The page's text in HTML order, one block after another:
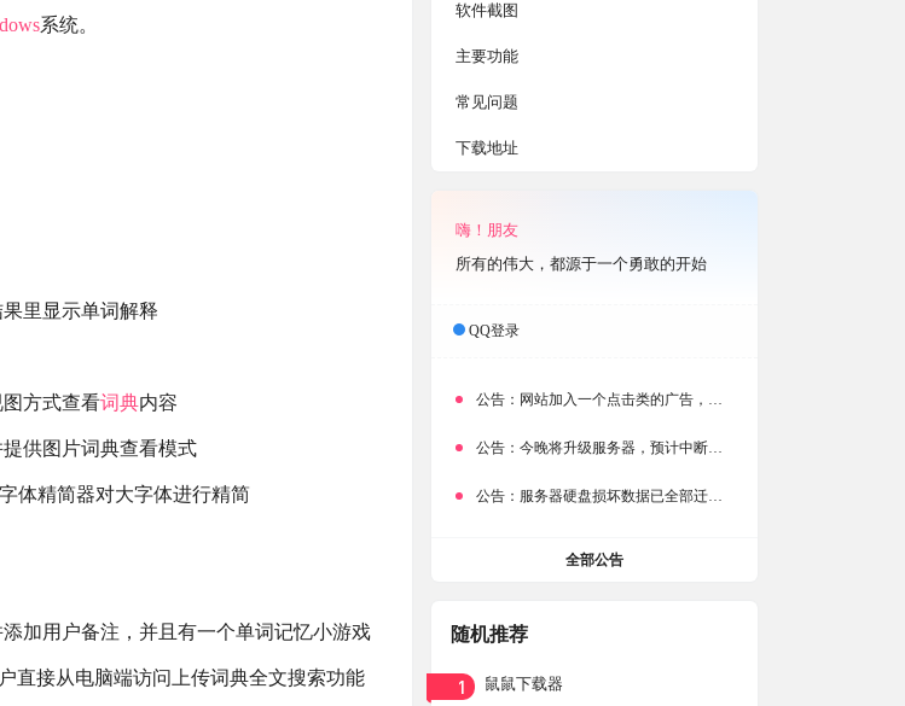
系统。
里显示单词解释
方式查看词典内容
供图片词典查看模式
体精简器对大字体进行精简
加用户备注，并且有一个单词记忆小游戏
直接从电脑端访问上传词典全文搜索功能
软件截图
主要功能
常见问题
下载地址
嗨！朋友
所有的伟大，都源于一个勇敢的开始
QQ登录
公告： 网站加入一个点击类的广告，大家点击下载按钮需要注意
公告： 今晚将升级服务器，预计中断时常为1分钟
公告： 服务器硬盘损坏数据已全部迁移备份，网站恢复完成！
全部公告
随机推荐
1 鼠鼠下载器